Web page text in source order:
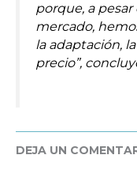
porque, a
mercado,
la adaptación,
precio”,
DEJA UN